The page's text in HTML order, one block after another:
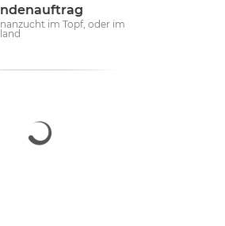
im Topf, oder im